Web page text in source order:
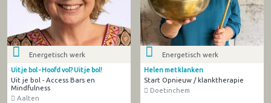
Energetisch werk
Uit je bol - Hoofd vol? Uit je bol!
Uit je bol - Access Bars en
Mindfulness
Aalten
Energetisch werk
Helen met klanken
Start Opnieuw / klanktherapie
Doetinchem